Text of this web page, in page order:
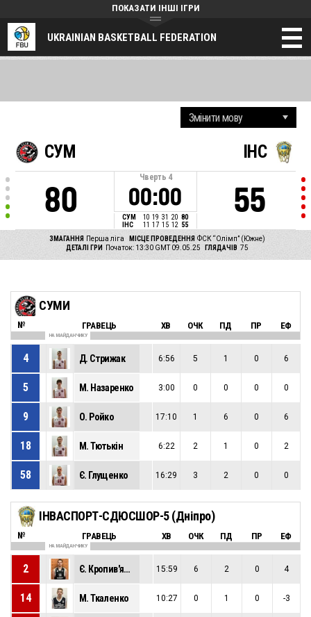
UKRAINIAN BASKETBALL FEDERATION
ПОКАЗАТИ ІНШІ ІГРИ
СУМ
80
Чверть 4
00:00
СУМ 10 19 31 20 80
ІНС
11 17 15 12 55
ІНС
55
ЗМАГАННЯ Перша ліга МІСЦЕ ПРОВЕДЕННЯ ФСК “Олімп” (Южне)
ДЕТАЛІ ГРИ
Початок: 13:30 GMT 09.05.25 ГЛЯДАЧІВ 75
СУМИ
№ ГРАВЕЦЬ ХВ ОЧК ПД ПР ЕФ
НА МАЙДАНЧИКУ
4 Д. Стрижак 6:56 5 1 0 6
5 М. Назаренко 3:00 0 0 0 0
9 О. Ройко 17:10 1 6 0 6
18 М. Тютькін 6:22 2 1 0 2
58 Є. Глущенко 16:29 3 2 0 0
ІНВАСПОРТ-СДЮСШОР-5 (Дніпро)
№ ГРАВЕЦЬ ХВ ОЧК ПД ПР ЕФ
НА МАЙДАНЧИКУ
2 Є. Кропив'янський 15:59 6 2 0 4
14 М. Ткаленко 10:27 0 1 0 -3